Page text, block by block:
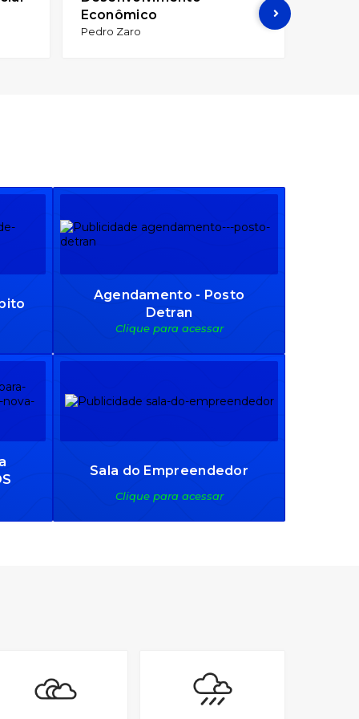
Econômico
Pedro Zaro
Agendamento - Posto
Detran
Clique para acessar
Sala do Empreendedor
Clique para acessar